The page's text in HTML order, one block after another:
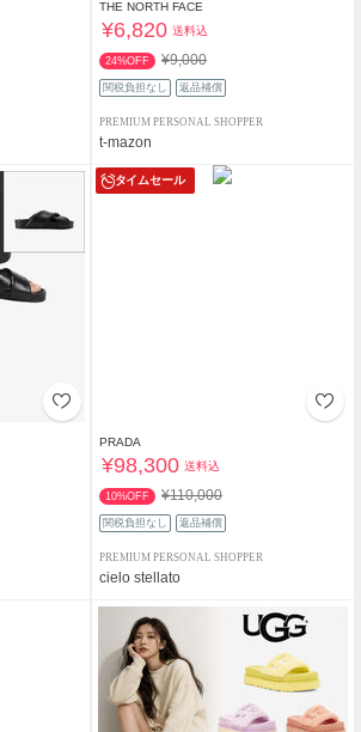
THE NORTH FACE
¥6,820 送料込
24%OFF ¥9,000
関税負担なし 返品補償
PREMIUM PERSONAL SHOPPER
t-mazon
タイムセール
PRADA
¥98,300 送料込
10%OFF ¥110,000
関税負担なし 返品補償
PREMIUM PERSONAL SHOPPER
cielo stellato